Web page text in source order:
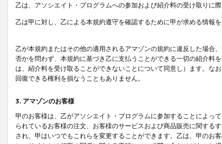
乙は、アソシエイト・プログラムへの参加および紹介料の受け取りに
乙は甲に対し、乙による本規約遵守を確認するために甲が求める情報
乙が本規約またはその他の適用されるアマゾンの規約に違反した場合
否かを問わず、本規約に基づき乙に支払うことができる一切の紹介料
は、紹介料を受け取ることができないことについて同意し）ます。な
回復できる権利を損なうこともありません。
3. アマゾンのお客様
甲のお客様は、乙がアソシエイト・プログラムに参加することによっ
られているお客様の注文、お客様のサービスおよび商品販売に関する
され、甲はいつでもこれらを変更することができます。乙は、甲のお